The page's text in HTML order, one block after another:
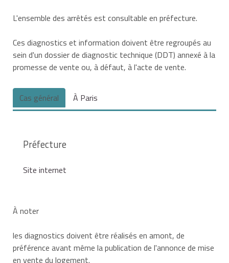
L'ensemble des arrêtés est consultable en préfecture.
Ces diagnostics et information doivent être regroupés au
sein d'un dossier de diagnostic technique (DDT) annexé à la
promesse de vente ou, à défaut, à l'acte de vente.
Cas général À Paris
Préfecture
Site internet
À noter
les diagnostics doivent être réalisés en amont, de
préférence avant même la publication de l'annonce de mise
en vente du logement.